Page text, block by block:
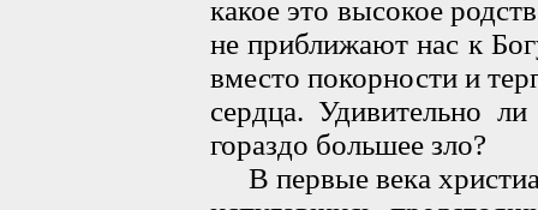
какое это высокое
не приближают нас к
вместо покорности и
сердца. Удивительно
гораздо большее зло?
В первые века